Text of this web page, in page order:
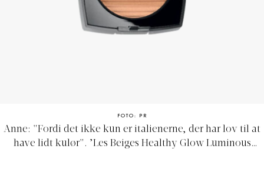
FOTO: PR
Anne: "Fordi det ikke kun er italienerne, der har lov til at
have lidt kulør". ’Les Beiges Healthy Glow Luminous